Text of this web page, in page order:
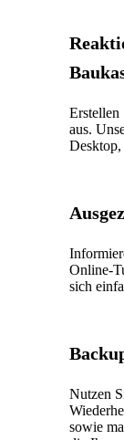
Erstellen
aus.
Online-
sich
Nutzen
sowie